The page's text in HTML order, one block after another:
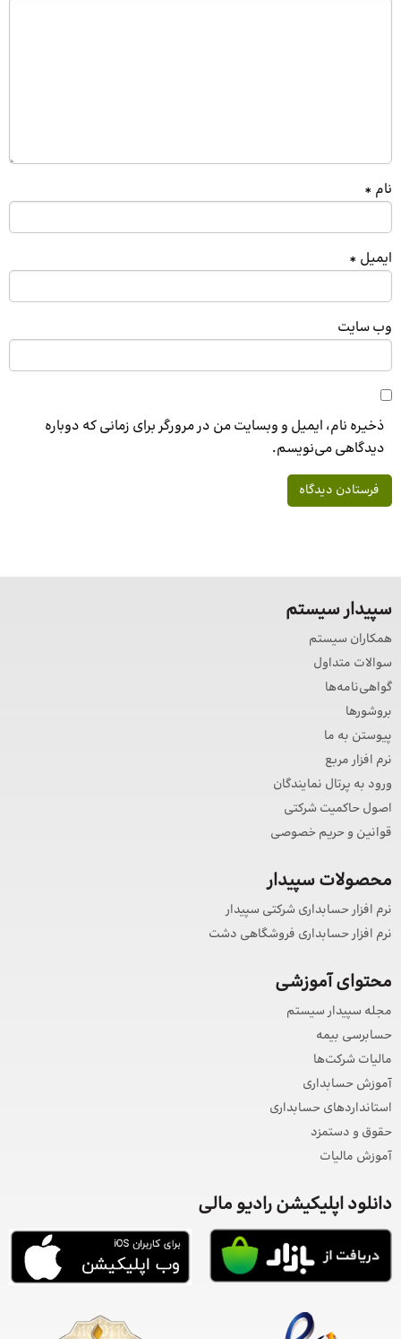
نام *
ایمیل *
وب‌ سایت
ذخیره نام، ایمیل و وبسایت من در مرورگر برای زمانی که دوباره
دیدگاهی می‌نویسم.
سپیدار سیستم
همکاران سیستم
سوالات متداول
گواهی‌نامه‌ها
بروشورها
پیوستن به ما
نرم افزار مربع
ورود به پرتال نمایندگان
اصول حاکمیت شرکتی
قوانین و حریم خصوصی
محصولات سپیدار
نرم افزار حسابداری شرکتی سپیدار
نرم افزار حسابداری فروشگاهی دشت
محتوای آموزشی
مجله سپیدار سیستم
حسابرسی بیمه
مالیات شرکت‌ها
آموزش حسابداری
استانداردهای حسابداری
حقوق و دستمزد
آموزش مالیات
دانلود اپلیکیشن رادیو مالی